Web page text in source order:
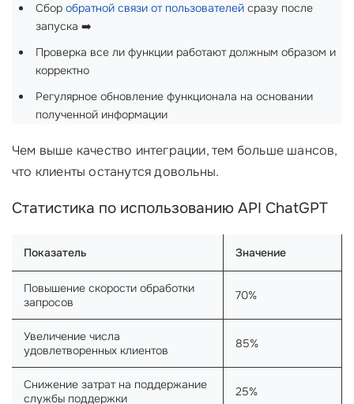
Сбор обратной связи от пользователей сразу после
запуска ➡️
Проверка все ли функции работают должным образом и
корректно
Регулярное обновление функционала на основании
полученной информации
Чем выше качество интеграции, тем больше шансов,
что клиенты останутся довольны.
Статистика по использованию API ChatGPT
Показатель Значение
Повышение скорости обработки
запросов
70%
Увеличение числа
удовлетворенных клиентов
85%
Снижение затрат на поддержание
службы поддержки
25%